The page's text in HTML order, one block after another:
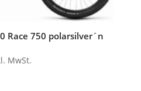
Race 750 polarsilver´n
MwSt.